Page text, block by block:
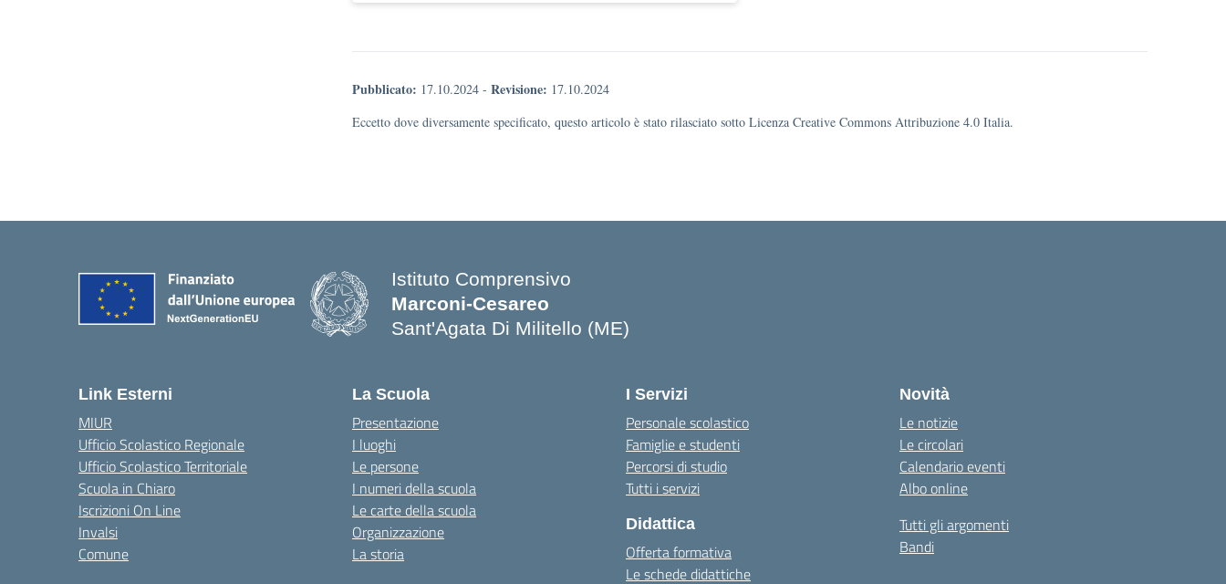
Pubblicato: 17.10.2024 - Revisione: 17.10.2024
Eccetto dove diversamente specificato, questo articolo è stato rilasciato sotto Licenza Creative Commons Attribuzione 4.0 Italia.
Istituto Comprensivo
Marconi-Cesareo
Sant'Agata Di Militello (ME)
Link Esterni
MIUR
Ufficio Scolastico Regionale
Ufficio Scolastico Territoriale
Scuola in Chiaro
Iscrizioni On Line
Invalsi
Comune
La Scuola
Presentazione
I luoghi
Le persone
I numeri della scuola
Le carte della scuola
Organizzazione
La storia
I Servizi
Personale scolastico
Famiglie e studenti
Percorsi di studio
Tutti i servizi
Didattica
Offerta formativa
Le schede didattiche
Novità
Le notizie
Le circolari
Calendario eventi
Albo online
Tutti gli argomenti
Bandi